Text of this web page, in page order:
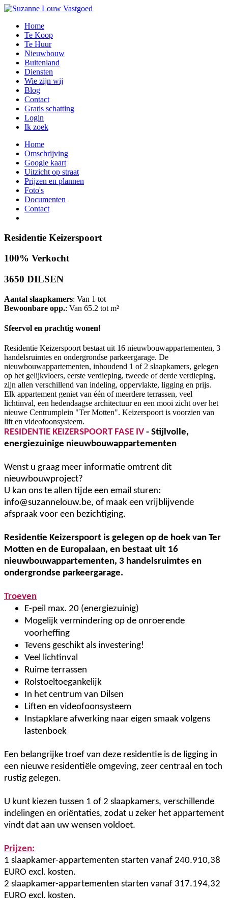
Home
Te Koop
Te Huur
Nieuwbouw
Buitenland
Diensten
Wie zijn wij
Blog
Contact
Gratis schatting
Login
Ik zoek
Home
Omschrijving
Google kaart
Uitzicht op straat
Prijzen en plannen
Foto's
Documenten
Contact
Residentie Keizerspoort
100% Verkocht
3650 DILSEN
Aantal slaapkamers: Van 1 tot
Bewoonbare opp.: Van 65.2 tot m²
Sfeervol en prachtig wonen!
Residentie Keizerspoort bestaat uit 16 nieuwbouwappartementen, 3
handelsruimtes en ondergrondse parkeergarage. De
nieuwbouwappartementen, inhoudend 1 of 2 slaapkamers, gelegen
op het gelijkvloers, eerste verdieping, tweede of derde verdieping,
zijn allen verschillend van indeling, oppervlakte, ligging en prijs.
Elk appartement geniet van één of meerdere terrassen, veel
lichtinval, een hedendaagse architectuur en een mooi zicht over het
nieuwe Centrumplein "Ter Motten". Keizerspoort is voorzien van
lift en videofoonsysteem.
RESIDENTIE KEIZERSPOORT FASE IV - Stijlvolle,
energiezuinige nieuwbouwappartementen
Wenst u graag meer informatie omtrent dit
nieuwbouwproject?
U kan ons te allen tijde een email sturen:
info@suzannelouw.be, of maak een vrijblijvende
afspraak voor een bezichtiging.
Residentie Keizerspoort is gelegen op de hoek van Ter
Motten en de Europalaan, en bestaat uit 16
nieuwbouwappartementen, 3 handelsruimtes en
ondergrondse parkeergarage.
Troeven
E-peil max. 20 (energiezuinig)
Mogelijk vermindering op de onroerende
voorheffing
Tevens geschikt als investering!
Veel lichtinval
Ruime terrassen
Rolstoeltoegankelijk
In het centrum van Dilsen
Liften en videofoonsysteem
Instapklare afwerking naar eigen smaak volgens
lastenboek
Een belangrijke troef van deze residentie is de ligging in
een nieuwe residentiële omgeving, zeer centraal en toch
rustig gelegen.
U kunt kiezen tussen 1 of 2 slaapkamers, verschillende
indelingen en oriëntaties, zodat u zeker het appartement
vindt dat aan uw wensen voldoet.
Prijzen:
1 slaapkamer-appartementen starten vanaf 240.910,38
EURO excl. kosten.
2 slaapkamer-appartementen starten vanaf 317.194,32
EURO excl. kosten.